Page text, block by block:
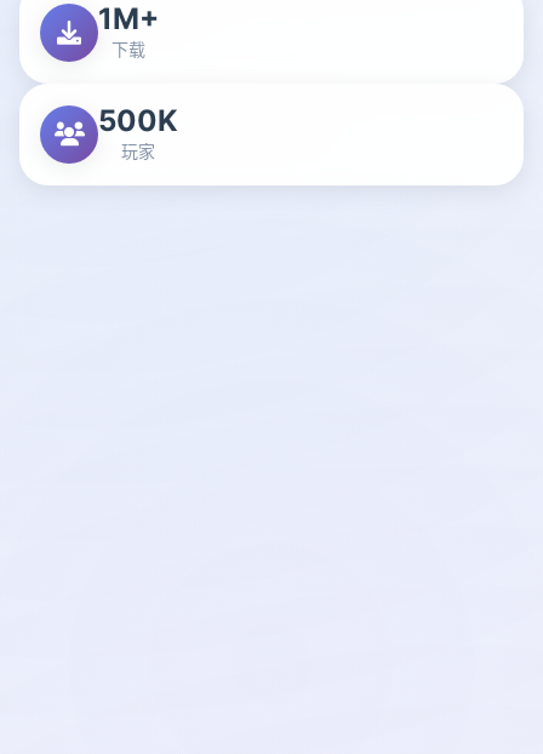
1M+
下载
500K
玩家